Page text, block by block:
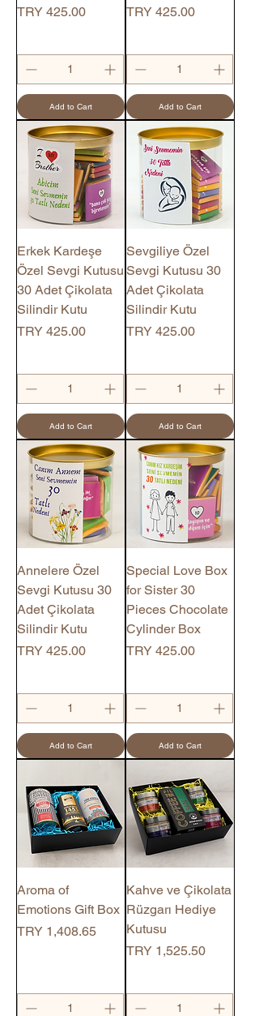
Price
TRY 425.00
Add to Cart
Price
TRY 425.00
Add to Cart
Erkek Kardeşe
Özel Sevgi Kutusu
30 Adet Çikolata
Silindir Kutu
Price
TRY 425.00
Add to Cart
Sevgiliye Özel
Sevgi Kutusu 30
Adet Çikolata
Silindir Kutu
Price
TRY 425.00
Add to Cart
Annelere Özel
Sevgi Kutusu 30
Adet Çikolata
Silindir Kutu
Price
TRY 425.00
Add to Cart
Special Love Box
for Sister 30
Pieces Chocolate
Cylinder Box
Price
TRY 425.00
Add to Cart
Aroma of
Emotions Gift Box
Price
TRY 1,408.65
Kahve ve Çikolata
Rüzgarı Hediye
Kutusu
Price
TRY 1,525.50